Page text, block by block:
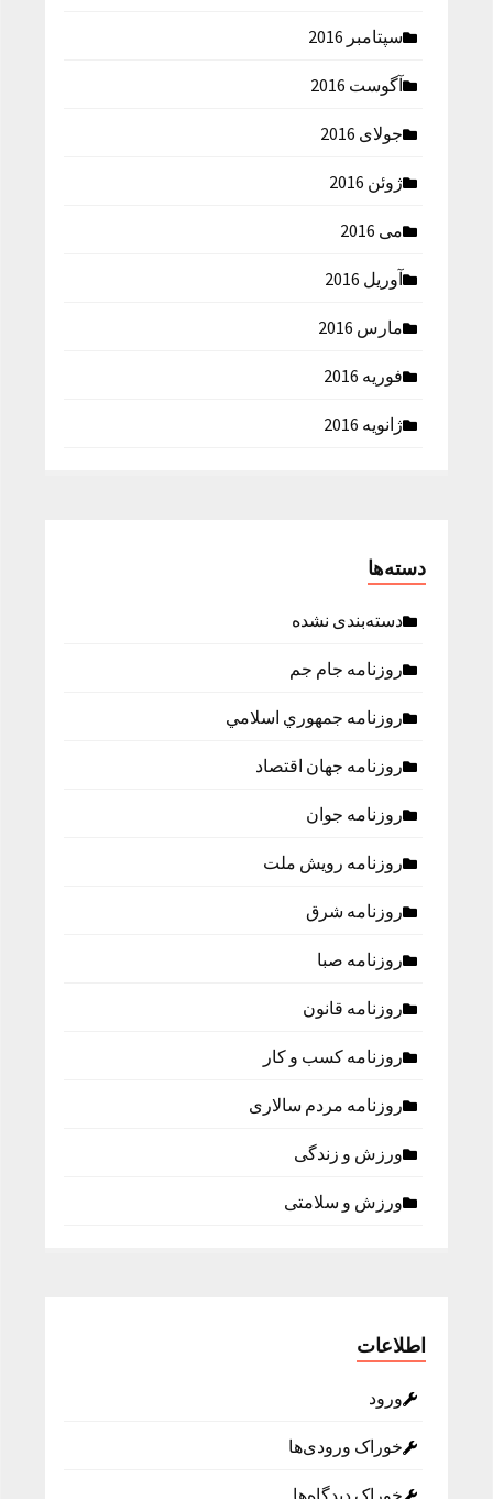
سپتامبر 2016
آگوست 2016
جولای 2016
ژوئن 2016
می 2016
آوریل 2016
مارس 2016
فوریه 2016
ژانویه 2016
دسته‌ها
دسته‌بندی نشده
روزنامه جام جم
روزنامه جمهوري اسلامي
روزنامه جهان اقتصاد
روزنامه جوان
روزنامه رویش ملت
روزنامه شرق
روزنامه صبا
روزنامه قانون
روزنامه كسب و كار
روزنامه مردم سالاری
ورزش و زندگی
ورزش و سلامتی
اطلاعات
ورود
خوراک ورودی‌ها
خوراک دیدگاه‌ها